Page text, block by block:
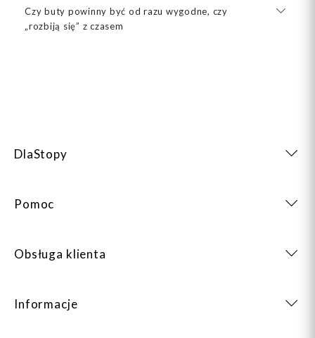
Czy buty powinny być od razu wygodne, czy
„rozbiją się” z czasem
DlaStopy
Pomoc
Obsługa klienta
Informacje